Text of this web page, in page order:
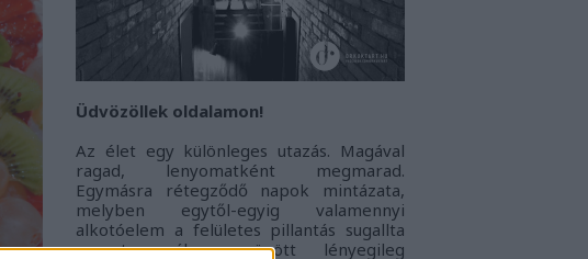
Üdvözöllek oldalamon!
Az élet egy különleges utazás. Magával
ragad, lenyomatként megmarad.
Egymásra rétegződő napok mintázata,
melyben egytől-egyig valamennyi
alkotóelem a felületes pillantás sugallta
monoton álarc mögött lényegileg